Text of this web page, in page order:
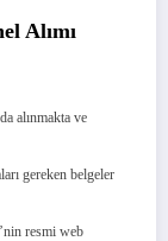
Alımı
alınmakta ve
gereken belgeler
resmi web